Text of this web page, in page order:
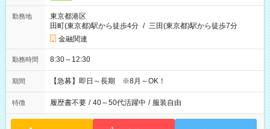
勤務地
東京都港区
田町(東京都)駅から徒歩4分 / 三田(東京都)駅から徒歩7分
金融関連
勤務時間 8:30～12:30
期間 【急募】即日～長期 ※8月～OK！
特徴 履歴書不要 / 40～50代活躍中 / 服装自由